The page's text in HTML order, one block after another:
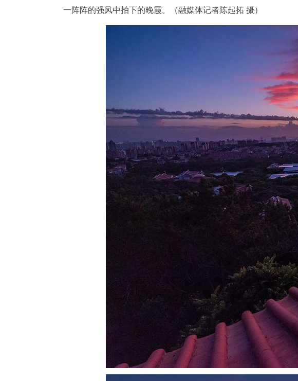
一阵阵的强风中拍下的晚霞。（融媒体记者陈起拓 摄）